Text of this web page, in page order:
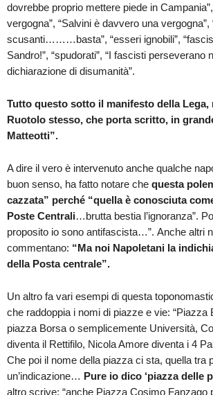
dovrebbe proprio mettere piede in
vergogna”, “Salvini è davvero una vergogna”,
scusanti………basta”, “esseri ignobili”,
Sandro!”, “spudorati”, “I fascisti perseverano
dichiarazione di disumanità”.
Tutto questo sotto il manifesto della
Ruotolo stesso, che porta scritto, in
Matteotti”.
A dire il vero è intervenuto anche qualche
buon senso, ha fatto notare che questa
cazzata” perché “quella è conosciuta
Poste Centrali…brutta bestia l’ignoranza”.
proposito io sono antifascista…”. Anche altri
commentano: “Ma noi Napoletani la
della Posta centrale”.
Un altro fa vari esempi di questa
che raddoppia i nomi di piazze e vie: “Piazza
piazza Borsa o semplicemente Università,
diventa il Rettifilo, Nicola Amore diventa i 4
Che poi il nome della piazza ci sta, quella tra
un’indicazione… Pure io dico ‘piazza delle
altro scrive: “anche Piazza Cosimo Fanzago